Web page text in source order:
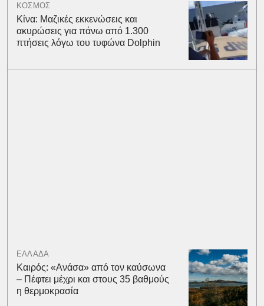
ΚΟΣΜΟΣ
Κίνα: Μαζικές εκκενώσεις και
ακυρώσεις για πάνω από 1.300
πτήσεις λόγω του τυφώνα Dolphin
ΕΛΛΑΔΑ
Καιρός: «Ανάσα» από τον καύσωνα
– Πέφτει μέχρι και στους 35 βαθμούς
η θερμοκρασία